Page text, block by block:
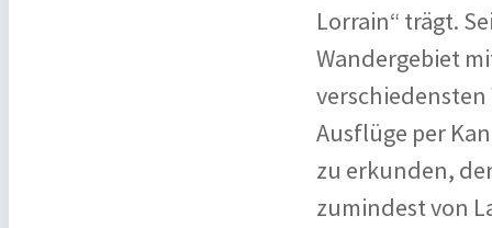
Lorrain“ trägt.
Wandergebiet
Ausflüge per
zu erkunden,
zumindest von